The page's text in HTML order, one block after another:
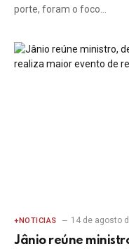
porte, foram o foco…
+NOTICIAS 14 de agosto
Jânio reúne